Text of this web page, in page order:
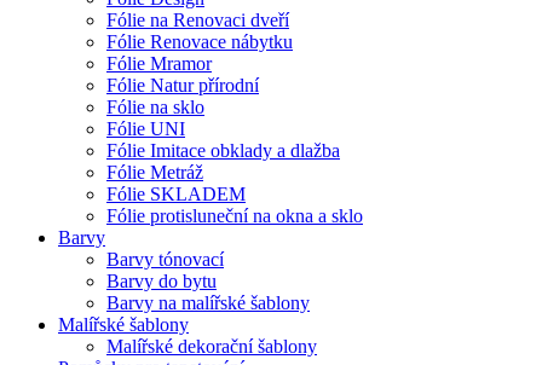
Fólie na Renovaci dveří
Fólie Renovace nábytku
Fólie Mramor
Fólie Natur přírodní
Fólie na sklo
Fólie UNI
Fólie Imitace obklady a dlažba
Fólie Metráž
Fólie SKLADEM
Fólie protisluneční na okna a sklo
Barvy
Barvy tónovací
Barvy do bytu
Barvy na malířské šablony
Malířské šablony
Malířské dekorační šablony